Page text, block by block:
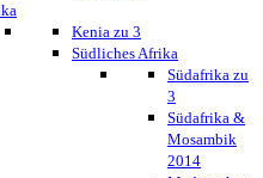
Kenia zu 3
Südliches Afrika
Südafrika zu
3
Südafrika &
Mosambik
2014